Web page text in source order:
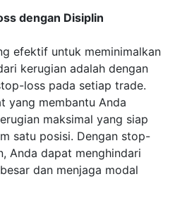
dengan Disiplin
efektif untuk meminimalkan
kerugian adalah dengan
loss pada setiap trade.
yang membantu Anda
maksimal yang siap
satu posisi. Dengan stop-
Anda dapat menghindari
dan menjaga modal